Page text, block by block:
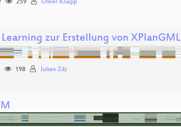
259 Oliver Knapp
zur Erstellung von XPlanGML
198 Julian Zilz